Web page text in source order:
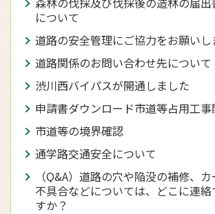
について
道路の安全管理にご協力をお願いし
道路関係のお問い合わせ先について
渋川西バイパスが開通しました
申請書ダウンロード市道等占用工事
市道等の境界確認
通学路交通安全について
（Q&A）道路の穴や陥没の補修、
不具合などについては、どこに連
すか？